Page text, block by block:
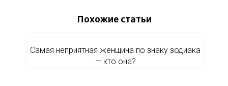
Похожие статьи
Самая неприятная женщина по знаку зодиака
— кто она?